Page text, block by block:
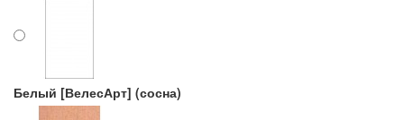
Белый [ВелесАрт] (сосна)